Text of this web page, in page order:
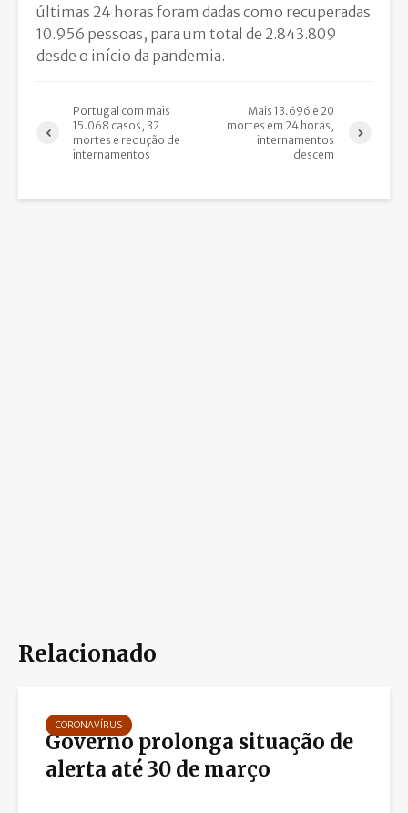
últimas 24 horas foram dadas como recuperadas
10.956 pessoas, para um total de 2.843.809
desde o início da pandemia.
Portugal com mais
15.068 casos, 32
mortes e redução de
internamentos
Mais 13.696 e 20
mortes em 24 horas,
internamentos
descem
Relacionado
CORONAVÍRUS
Governo prolonga situação de
alerta até 30 de março